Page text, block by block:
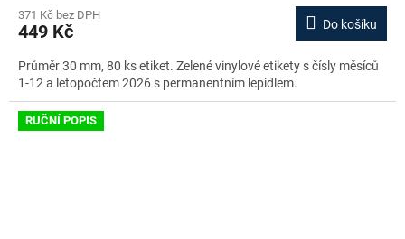
371 Kč bez DPH
449 Kč Do košíku
Průměr 30 mm, 80 ks etiket. Zelené vinylové etikety s čísly měsíců
1-12 a letopočtem 2026 s permanentním lepidlem.
RUČNÍ POPIS